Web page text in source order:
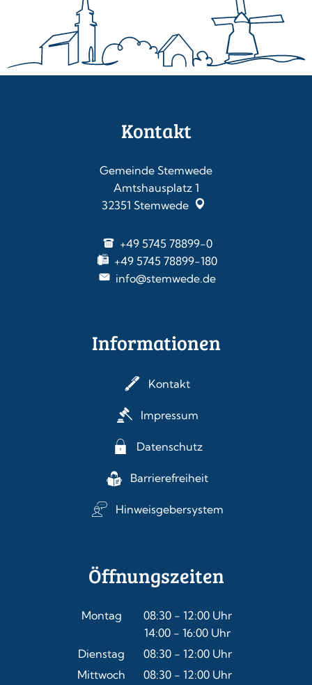
Kontakt
Gemeinde Stemwede
Amtshausplatz 1
32351 Stemwede
+49 5745 78899-0
+49 5745 78899-180
info@stemwede.de
Informationen
Kontakt
Impressum
Datenschutz
Barrierefreiheit
Hinweisgebersystem
Öffnungszeiten
Montag 08:30- 12:00Uhr
Von 08:30 bis 12:00 Uhr
14:00 - 16:00 Uhr
Von 14:00 bis 16:00 Uhr
Dienstag 08:30- 12:00Uhr
Von 08:30 bis 12:00 Uhr
Mittwoch 08:30- 12:00Uhr